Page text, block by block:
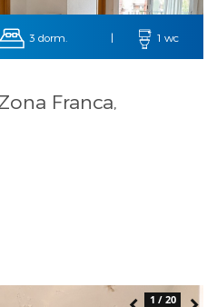
3 dorm. | 1 wc
Franca,
1 / 20